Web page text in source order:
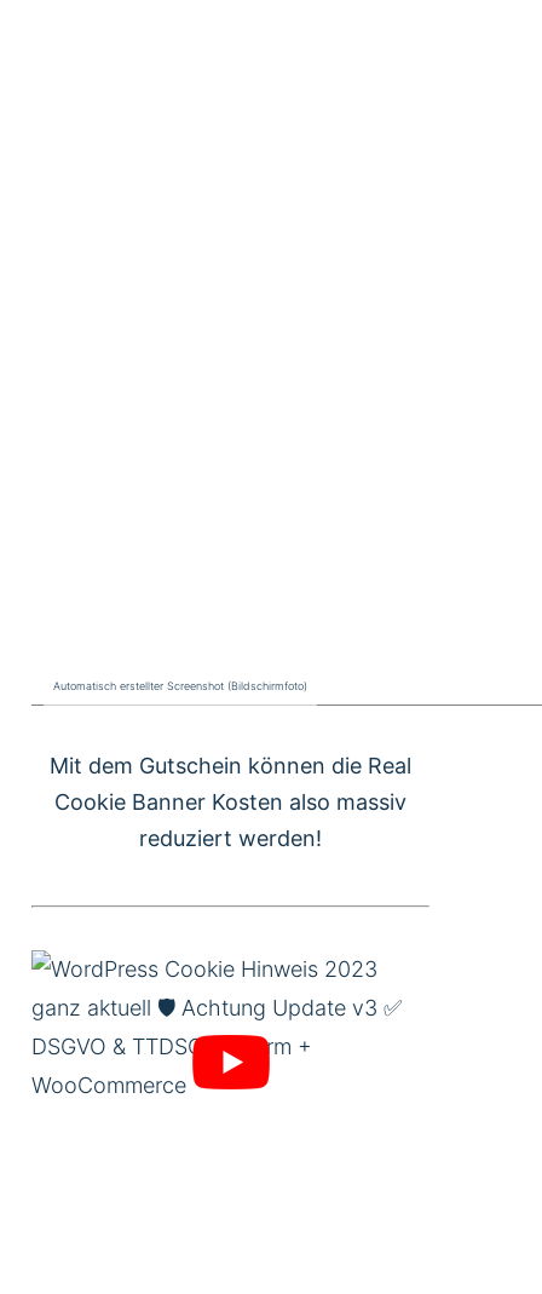
Mit dem Gutschein können die Real
Cookie Banner Kosten also massiv
reduziert werden!